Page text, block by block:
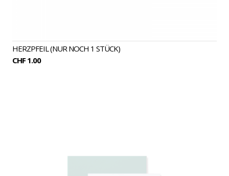
HERZPFEIL (NUR NOCH 1 STÜCK)
CHF 1.00